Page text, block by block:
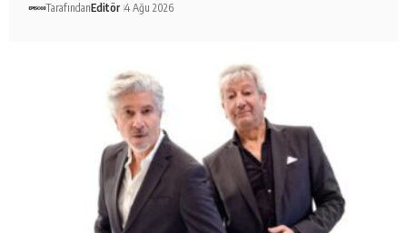
TarafındanEditör 4 Ağu 2026